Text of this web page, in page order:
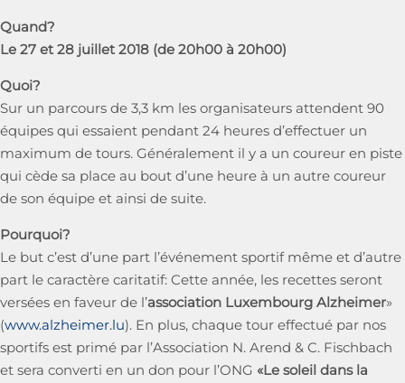
Quand?
Le 27 et 28 juillet 2018 (de 20h00 à 20h00)
Quoi?
Sur un parcours de 3,3 km les organisateurs attendent 90
équipes qui essaient pendant 24 heures d’effectuer un
maximum de tours. Généralement il y a un coureur en piste
qui cède sa place au bout d’une heure à un autre coureur
de son équipe et ainsi de suite.
Pourquoi?
Le but c’est d’une part l’événement sportif même et d’autre
part le caractère caritatif: Cette année, les recettes seront
versées en faveur de l’association Luxembourg Alzheimer»
(www.alzheimer.lu). En plus, chaque tour effectué par nos
sportifs est primé par l’Association N. Arend & C. Fischbach
et sera converti en un don pour l’ONG «Le soleil dans la